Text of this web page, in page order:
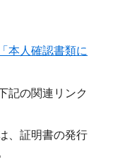
「本人確認書類に
記の関連リンク
、証明書の発行